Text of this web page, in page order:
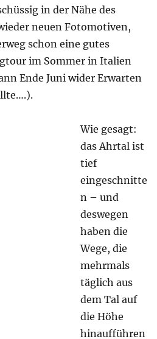
in der Nähe des
neuen Fotomotiven,
schon eine gutes
im Sommer in Italien
Ende Juni wider Erwarten
Wie gesagt:
das Ahrtal ist
tief
eingeschnitte
n – und
deswegen
haben die
Wege, die
mehrmals
täglich aus
dem Tal auf
die Höhe
hinaufführen